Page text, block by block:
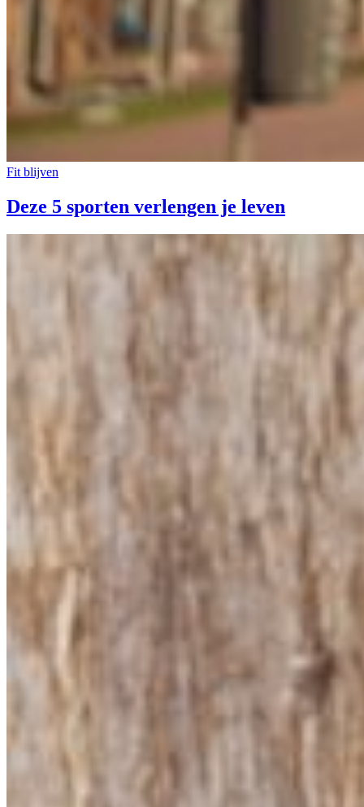
Fit blijven
Deze 5 sporten verlengen je leven